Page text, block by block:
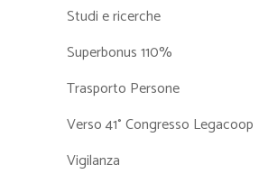
Studi e ricerche
Superbonus 110%
Trasporto Persone
Verso 41° Congresso Legacoop
Vigilanza